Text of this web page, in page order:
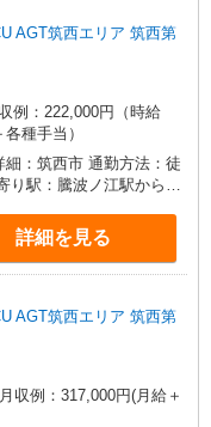
AGT筑西エリア 筑西第
例：222,000円（時給
種手当）
：筑西市 通勤方法：徒
り駅：騰波ノ江駅から車
詳細を見る
AGT筑西エリア 筑西第
収例：317,000円(月給＋